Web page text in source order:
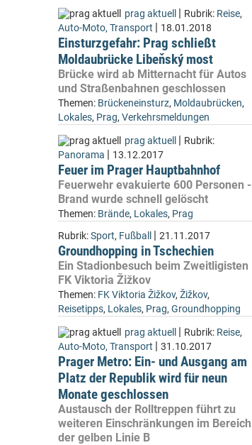
prag aktuell | Rubrik: Reise,
Auto-Moto, Transport | 18.01.2018
Einsturzgefahr: Prag schließt
Moldaubrücke Libeňský most
Brücke wird ab Mitternacht für Autos
und Straßenbahnen geschlossen
Themen: Brückeneinsturz, Moldaubrücken,
Lokales, Prag, Verkehrsmeldungen
prag aktuell | Rubrik:
Panorama | 13.12.2017
Feuer im Prager Hauptbahnhof
Feuerwehr evakuierte 600 Personen -
Brand wurde schnell gelöscht
Themen: Brände, Lokales, Prag
Rubrik:Sport, Fußball | 21.11.2017
Groundhopping in Tschechien
Ein Stadionbesuch beim Zweitligisten
FK Viktoria Žižkov
Themen: FK Viktoria Žižkov, Žižkov,
Reisetipps, Lokales, Prag, Groundhopping
prag aktuell | Rubrik: Reise,
Auto-Moto, Transport | 31.10.2017
Prager Metro: Ein- und Ausgang am
Platz der Republik wird für neun
Monate geschlossen
Austausch der Rolltreppen führt zu
weiteren Einschränkungen im Bereich
der gelben Linie B